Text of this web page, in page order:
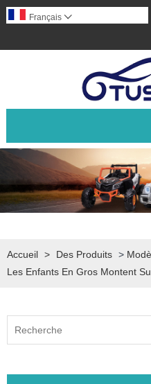
Français 
Accueil > Des Produits >
Les Enfants En Gros Montent